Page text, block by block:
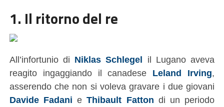
1. Il ritorno del re
All’infortunio di Niklas Schlegel il Lugano aveva
reagito ingaggiando il canadese Leland Irving,
asserendo che non si voleva gravare i due giovani
Davide Fadani eThibault Fatton di un periodo